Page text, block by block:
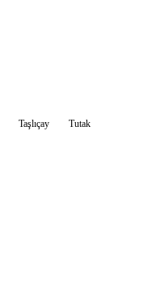
Taşlıçay Tutak